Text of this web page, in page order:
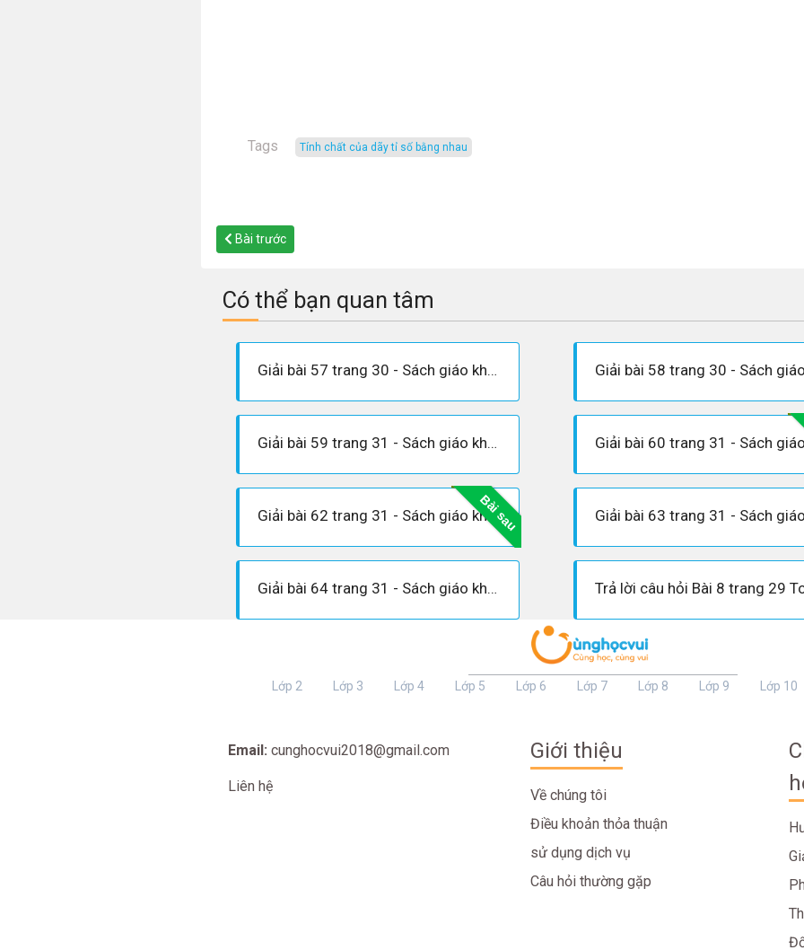
Tags tính chất của dãy tỉ số bằng nhau
Bài trước
Có thể bạn quan tâm
Giải bài 57 trang 30 - Sách giáo khoa Toán 7 tập 1
Giải bài 59 trang 31 - Sách giáo khoa Toán 7 tập 1
Bài sau
Giải bài 62 trang 31 - Sách giáo khoa Toán 7 tập 1
Giải bài 64 trang 31 - Sách giáo khoa Toán 7 tập 1
Lớp 2 Lớp 3 Lớp 4 Lớp 5 Lớp 6 Lớp 7 Lớp 8 Lớp 9 Lớp 10
Email: cunghocvui2018@gmail.com
Liên hệ
Giới thiệu
Về chúng tôi
Điều khoản thỏa thuận
sử dụng dịch vụ
Câu hỏi thường gặp